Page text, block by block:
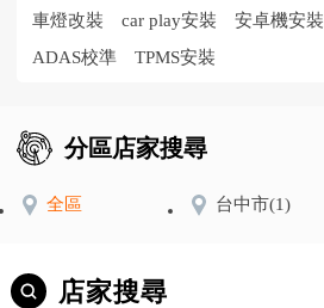
車燈改裝
car play安裝 安卓機安裝
ADAS校準
TPMS安裝
分區店家搜尋
全區 台中市(1)
店家搜尋